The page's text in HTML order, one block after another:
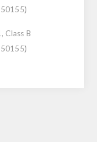
Class B